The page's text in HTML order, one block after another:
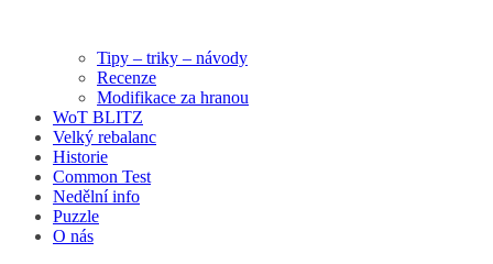
Tipy – triky – návody
Recenze
Modifikace za hranou
WoT BLITZ
Velký rebalanc
Historie
Common Test
Nedělní info
Puzzle
O nás